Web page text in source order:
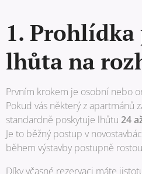
1.
lhůta na
Prvním krokem je osobní nebo
Pokud vás některý z apartmánů
standardně poskytuje lhůtu 24
Je to běžný postup v
během výstavby postupně
Díky včasné rezervaci máte